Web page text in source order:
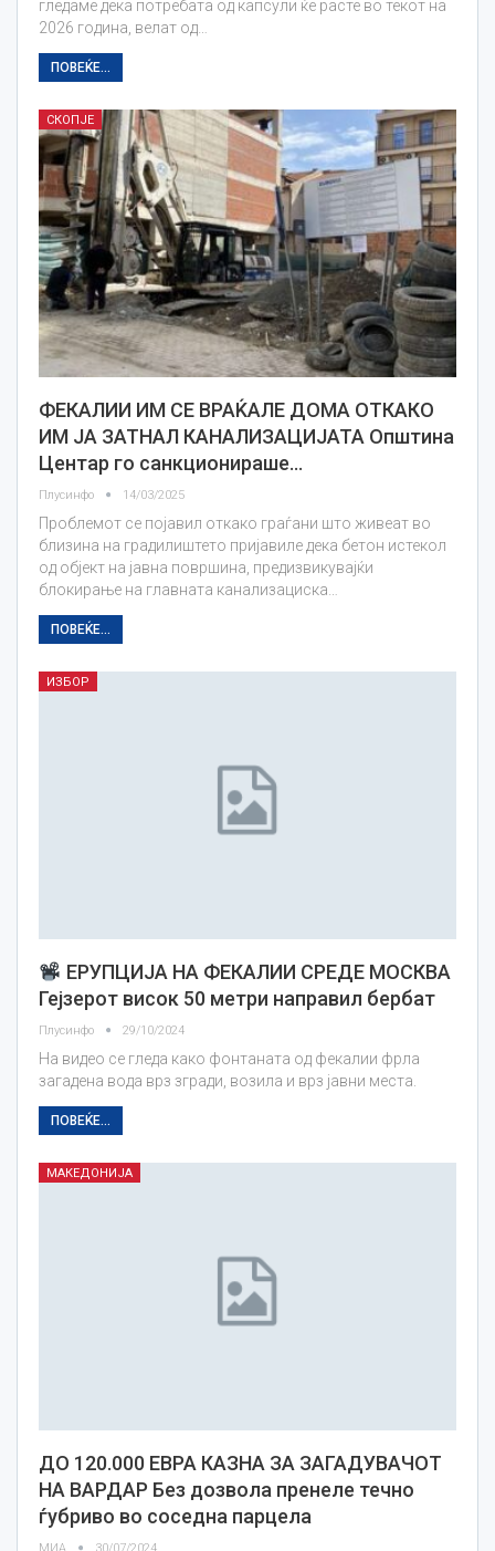
гледаме дека потребата од капсули ќе расте во текот на
2026 година, велат од…
ПОВЕЌЕ...
СКОПЈЕ
ФЕКАЛИИ ИМ СЕ ВРАЌАЛЕ ДОМА ОТКАКО
ИМ ЈА ЗАТНАЛ КАНАЛИЗАЦИЈАТА Општина
Центар го санкционираше…
Плусинфо 14/03/2025
Проблемот се појавил откако граѓани што живеат во
близина на градилиштето пријавиле дека бетон истекол
од објект на јавна површина, предизвикувајќи
блокирање на главната канализациска…
ПОВЕЌЕ...
ИЗБОР
ЕРУПЦИЈА НА ФЕКАЛИИ СРЕДЕ МОСКВА
Гејзерот висок 50 метри направил бербат
Плусинфо 29/10/2024
На видео се гледа како фонтаната од фекалии фрла
загадена вода врз згради, возила и врз јавни места.
ПОВЕЌЕ...
МАКЕДОНИЈА
ДО 120.000 ЕВРА КАЗНА ЗА ЗАГАДУВАЧОТ
НА ВАРДАР Без дозвола пренеле течно
ѓубриво во соседна парцела